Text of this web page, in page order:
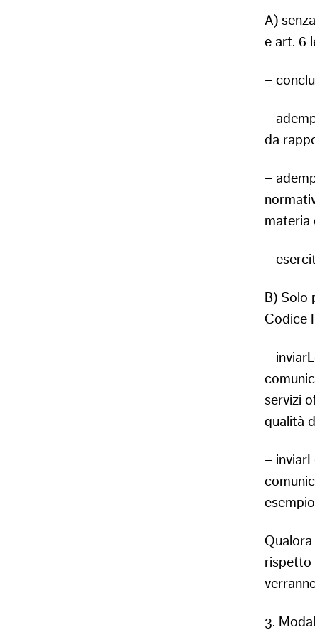
A)
e art. 6
–
–
da
–
materia
–
B) Solo
Codice
–
servizi
qualità
–
rispetto
3.